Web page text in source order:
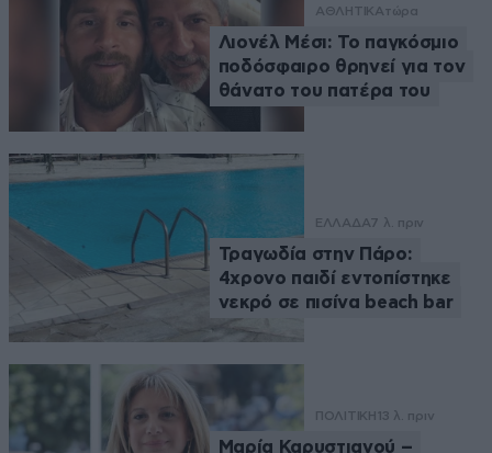
ΑΘΛΗΤΙΚΑτώρα
Λιονέλ Μέσι: Το παγκόσμιο
ποδόσφαιρο θρηνεί για τον
θάνατο του πατέρα του
ΕΛΛΑΔΑ7 λ. πριν
Τραγωδία στην Πάρο:
4χρονο παιδί εντοπίστηκε
νεκρό σε πισίνα beach bar
ΠΟΛΙΤΙΚΗ 13 λ. πριν
Μαρία Καρυστιανού –